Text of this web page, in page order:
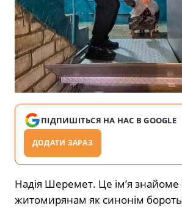
ПІДПИШІТЬСЯ НА НАС В GOOGLE
ДОДАТИ ЗАРАЗ
Надія Шеремет. Це ім’я знайоме
житомирянам як синонім